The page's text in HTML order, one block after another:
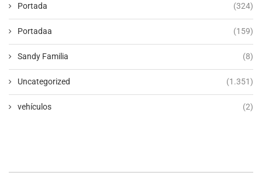
Portada (324)
Portadaa (159)
Sandy Familia (8)
Uncategorized (1.351)
vehículos (2)